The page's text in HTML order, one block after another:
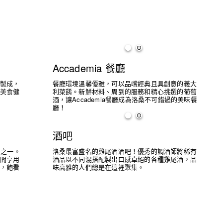
成，
食健
Accademia 餐廳
餐廳環境溫馨優雅，可以品嚐經典且具創意的義大
利菜餚。新鮮材料、周到的服務和精心挑選的葡萄
酒，讓Accademia餐廳成為洛桑不可錯過的美味餐
廳！
一。
享用
飽看
酒吧
洛桑最富盛名的雞尾酒酒吧！優秀的調酒師將稀有
酒品以不同混搭配製出口感卓絕的各種雞尾酒，品
味高雅的人們總是在這裡聚集。